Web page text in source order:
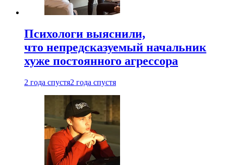
Психологи выяснили,
что непредсказуемый начальник
хуже постоянного агрессора
2 года спустя2 года спустя